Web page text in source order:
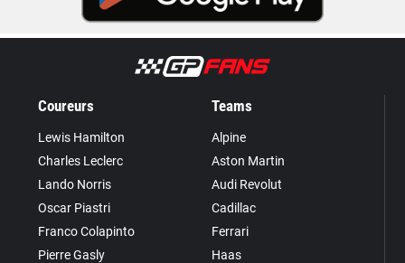
Coureurs
Lewis Hamilton
Charles Leclerc
Lando Norris
Oscar Piastri
Franco Colapinto
Pierre Gasly
Teams
Alpine
Aston Martin
Audi Revolut
Cadillac
Ferrari
Haas